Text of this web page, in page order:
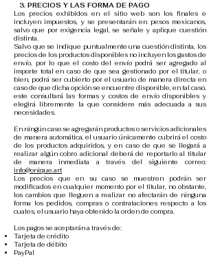
3. PRECIOS Y LAS FORMA DE PAGO
Los precios exhibidos en el sitio web son los finales e
incluyen impuestos, y se presentarán en pesos mexicanos,
salvo que por exigencia legal, se señale y aplique cuestión
distinta.
Salvo que se indique puntualmente una cuestión distinta, los
precios de los productos disponibles no incluyen los gastos de
envío, por lo que el costo del envío podrá ser agregado al
importe total en caso de que sea gestionado por el titular, o
bien, podrá ser cubierto por el usuario de manera directa en
caso de que dicha opción se encuentre disponible, en tal caso,
este consultará las formas y costos de envío disponibles y
elegirá libremente la que considere más adecuada a sus
necesidades.
En ningún caso se agregarán productos o servicios adicionales
de manera automática, el usuario únicamente cubrirá el costo
de los productos adquiridos, y en caso de que se llegará a
realizar algún cobro adicional deberá de reportarlo al titular
de manera inmediata a través del siguiente correo:
info@onique.art
Los precios que en su caso se muestren podrán ser
modificados en cualquier momento por el titular, no obstante,
los cambios que lleguen a realizar no afectarán de ninguna
forma los pedidos, compras o contrataciones respecto a los
cuales, el usuario haya obtenido la orden de compra.
Los pagos se aceptarán a través de:
Tarjeta de crédito
Tarjeta de débito
PayPal